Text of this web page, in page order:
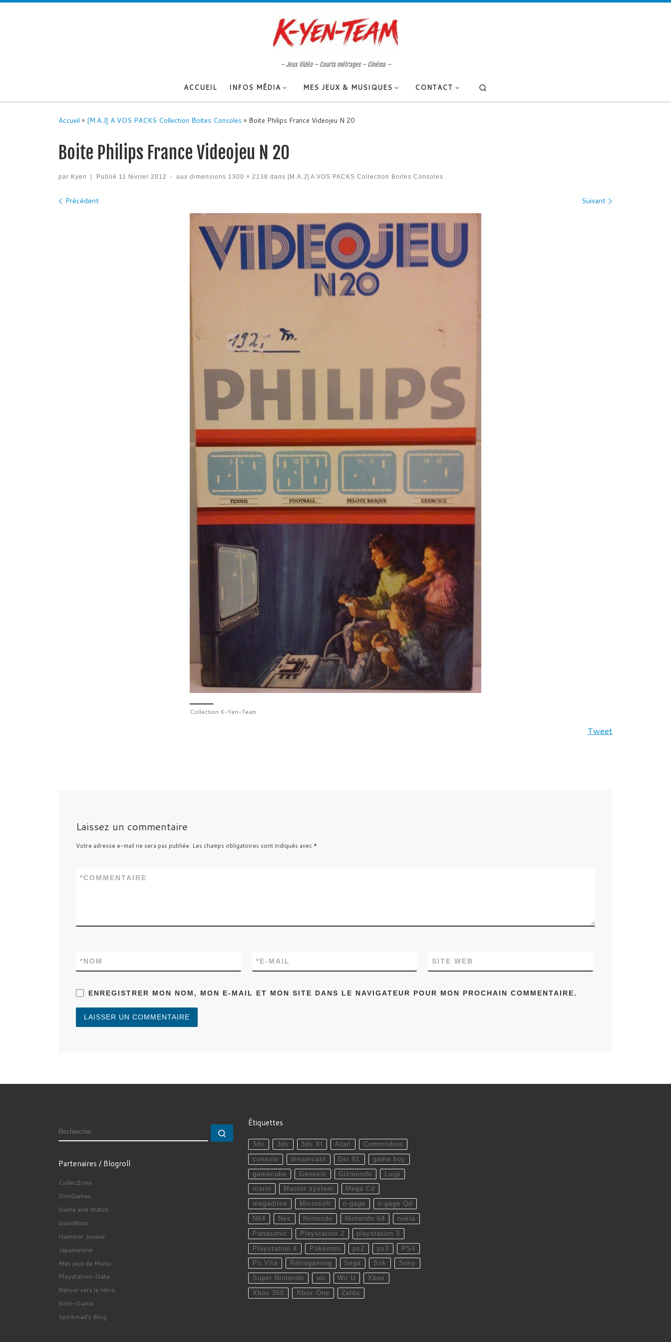
– Jeux Vidéo – Courts métrages – Cinéma –
ACCUEIL INFOS MÉDIA MES JEUX & MUSIQUES CONTACT
Accueil » [M.A.J] A VOS PACKS Collection Boites Consoles » Boite Philips France Videojeu N 20
Boite Philips France Videojeu N 20
par Kyen | Publié 11 février 2012 - aux dimensions 1300 × 2138 dans [M.A.J] A VOS PACKS Collection Boites Consoles
Navigation des images
Précédent Suivant
Collection K-Yen-Team
Tweet
Laissez un commentaire
Votre adresse e-mail ne sera pas publiée. Les champs obligatoires sont indiqués avec *
COMMENTAIRE
*
NOM
* E-MAIL
* SITE WEB
ENREGISTRER MON NOM, MON E-MAIL ET MON SITE DANS LE NAVIGATEUR POUR MON PROCHAIN COMMENTAIRE.
RECHERCHER
Partenaires / Blogroll
CollecZone
DimGames.
Game and Watch
GunxBlast
Hamster Joueur
Japananime
Mes jeux de Mario
Playstation-Gate.
Retour vers le rétro
Rom-Game.
Spiritmad's Blog
Étiquettes
3do 3ds 3ds Xl Atari Commodore
console dreamcast Dsi XL game boy
gamecube Genesis Gizmondo Luigi
mario Master system Mega Cd
megadrive Microsoft n-gage n-gage Qd
N64 Nes Nintendo Nintendo 64 nokia
Panasonic Playstation 2 playstation 3
Playstation 4 Pokémon ps2 ps3 PS4
Ps Vita Rétrogaming Sega Snk Sony
Super Nintendo wii Wii U Xbox
Xbox 360 Xbox One Zelda